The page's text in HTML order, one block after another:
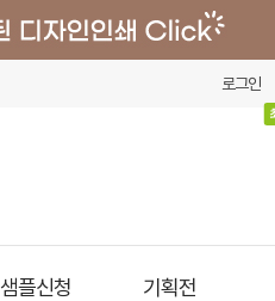
로그인
샘플신청 기획전